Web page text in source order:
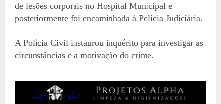
de lesões corporais no Hospital Municipal e
posteriormente foi encaminhada à Polícia Judiciária.
A Polícia Civil instaurou inquérito para investigar as
circunstâncias e a motivação do crime.